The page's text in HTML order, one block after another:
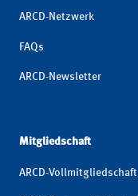
ARCD-Netzwerk
FAQs
ARCD-Newsletter
Mitgliedschaft
ARCD-Vollmitgliedschaft